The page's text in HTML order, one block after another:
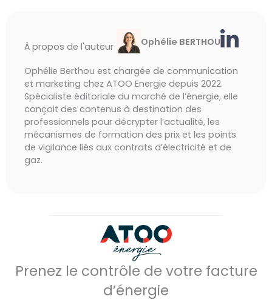
À propos de l'auteur Ophélie BERTHOU
Ophélie Berthou est chargée de communication
et marketing chez ATOO Energie depuis 2022.
Spécialiste éditoriale du marché de l’énergie, elle
conçoit des contenus à destination des
professionnels pour décrypter l’actualité, les
mécanismes de formation des prix et les points
de vigilance liés aux contrats d’électricité et de
gaz.
Prenez le contrôle de votre facture
d’énergie